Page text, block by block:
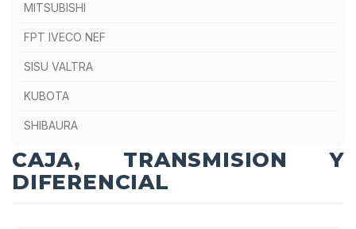
MITSUBISHI
FPT IVECO NEF
SISU VALTRA
KUBOTA
SHIBAURA
binocolo red dot sight
CAJA, TRANSMISION Y
DIFERENCIAL